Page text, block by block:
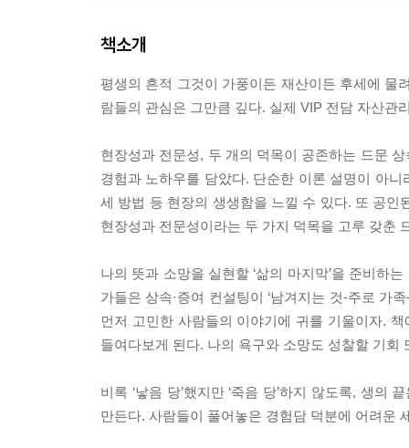
책소개
평생의 흔적 그것이 가풍이든 재산이든 후세에 물
람들의 관심은 그만큼 깊다. 실제 VIP 전담 자산관
현장성과 전문성, 두 개의 덕목이 공존하는 드문
경험과 노하우를 담았다. 단순한 이론 설명이 아
세 방법 등 현장의 생생함을 느낄 수 있다. 또 공
현장성과 전문성이라는 두 가지 덕목을 고루 갖춘
나의 뜻과 소망을 실현할 ‘삶의 마지막’을 준비하
가들은 상속·증여 컨설팅이 ‘남겨지는 것-주로 가
먼저 고민한 사람들의 이야기에 귀를 기울이자.
들여다보게 된다. 나의 욕구와 소망도 성찰할 기
비록 ‘낳음 당’했지만 ‘죽음 당’하지 않도록, 생
만든다. 사람들이 풀어놓은 경험담 덕분에 어려운